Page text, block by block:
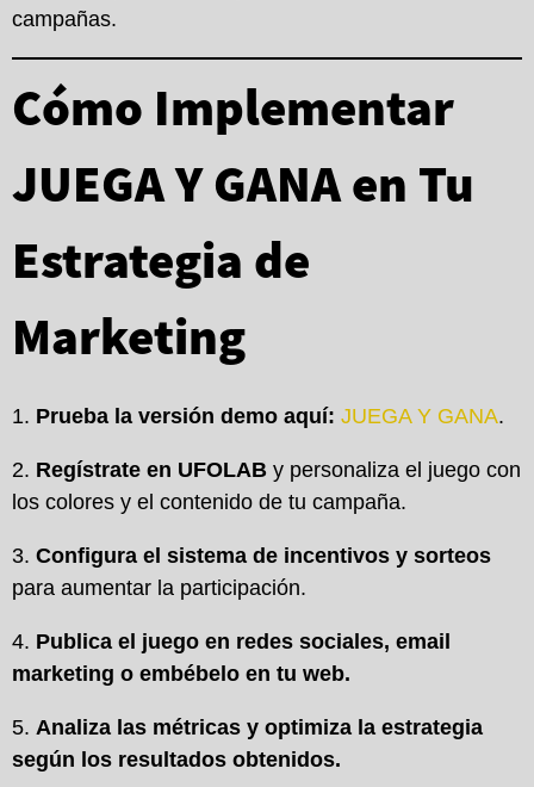
campañas.
Cómo Implementar
JUEGA Y GANA en Tu
Estrategia de
Marketing
Prueba la versión demo aquí: JUEGA Y GANA.
Regístrate en UFOLAB y personaliza el juego con
los colores y el contenido de tu campaña.
Configura el sistema de incentivos y sorteos
para aumentar la participación.
Publica el juego en redes sociales, email
marketing o embébelo en tu web.
Analiza las métricas y optimiza la estrategia
según los resultados obtenidos.